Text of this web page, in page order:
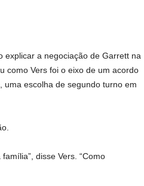
explicar a negociação de Garrett na
como Vers foi o eixo de um acordo
escolha de segundo turno em
disse Vers. “Como